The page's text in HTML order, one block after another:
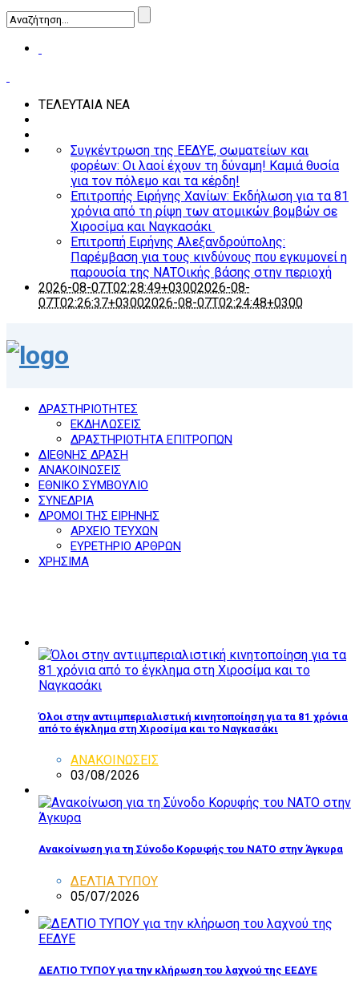
ΤΕΛΕΥΤΑΙΑ ΝΕΑ
Συγκέντρωση της ΕΕΔΥΕ, σωματείων και
φορέων: Οι λαοί έχουν τη δύναμη! Καμιά θυσία
για τον πόλεμο και τα κέρδη!
Επιτροπής Ειρήνης Χανίων: Εκδήλωση για τα 81
χρόνια από τη ρίψη των ατομικών βομβών σε
Χιροσίμα και Ναγκασάκι
Επιτροπή Ειρήνης Αλεξανδρούπολης:
Παρέμβαση για τους κινδύνους που εγκυμονεί η
παρουσία της ΝΑΤΟικής βάσης στην περιοχή
2026-08-07T02:28:49+03002026-08-
07T02:26:37+03002026-08-07T02:24:48+0300
ΔΡΑΣΤΗΡΙΟΤΗΤΕΣ
ΕΚΔΗΛΩΣΕΙΣ
ΔΡΑΣΤΗΡΙΟΤΗΤΑ ΕΠΙΤΡΟΠΩΝ
ΔΙΕΘΝΗΣ ΔΡΑΣΗ
ΑΝΑΚΟΙΝΩΣΕΙΣ
ΕΘΝΙΚΟ ΣΥΜΒΟΥΛΙΟ
ΣΥΝΕΔΡΙΑ
ΔΡΟΜΟΙ ΤΗΣ ΕΙΡΗΝΗΣ
ΑΡΧΕΙΟ ΤΕΥΧΩΝ
ΕΥΡΕΤΗΡΙΟ ΑΡΘΡΩΝ
ΧΡΗΣΙΜΑ
Όλοι στην αντιιμπεριαλιστική κινητοποίηση για τα 81 χρόνια
από το έγκλημα στη Χιροσίμα και το Ναγκασάκι
ΑΝΑΚΟΙΝΩΣΕΙΣ
03/08/2026
Ανακοίνωση για τη Σύνοδο Κορυφής του ΝΑΤΟ στην Άγκυρα
ΔΕΛΤΙΑ ΤΥΠΟΥ
05/07/2026
ΔΕΛΤΙΟ ΤΥΠΟΥ για την κλήρωση του λαχνού της ΕΕΔΥΕ